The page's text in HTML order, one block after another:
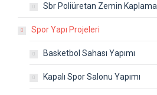
Sbr Poliüretan Zemin Kaplama
Spor Yapı Projeleri
Basketbol Sahası Yapımı
Kapalı Spor Salonu Yapımı